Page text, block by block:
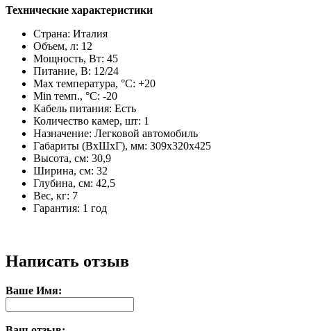
Технические характеристики
Страна: Италия
Объем, л: 12
Мощность, Вт: 45
Питание, В: 12/24
Max температура, °C: +20
Min темп., °C: -20
Кабель питания: Есть
Количество камер, шт: 1
Назначение: Легковой автомобиль
Габариты (ВхШхГ), мм: 309х320х425
Высота, см: 30,9
Ширина, см: 32
Глубина, см: 42,5
Вес, кг: 7
Гарантия: 1 год
Написать отзыв
Ваше Имя: